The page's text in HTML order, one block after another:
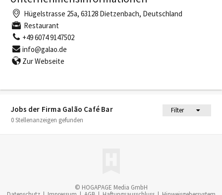
Jobs der Firma Galão Café Bar
Filter
0 Stellenanzeigen gefunden
Hügelstrasse 25a, 63128 Dietzenbach, Deutschland
Restaurant
+49 6074 9147502
info@galao.de
Zur Webseite
© HOGAPAGE Media GmbH